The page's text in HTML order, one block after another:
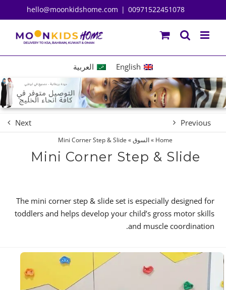
to
content
00971522451078
|
hello@moonkidshome.com
English العربية
Previous
Next
Home
»السوق»
Mini Corner Step & Slide
Mini Corner Step & Slide
The mini corner step & slide set is especially designed for
toddlers and helps develop your child’s gross motor skills
and muscle coordination.